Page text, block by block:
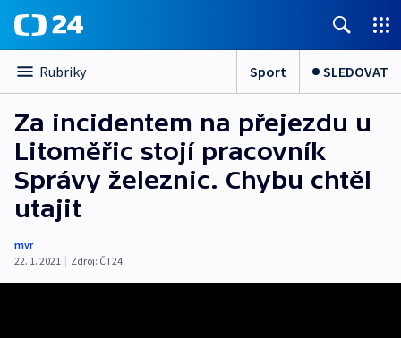
Rubriky Sport SLEDOVAT
Za incidentem na přejezdu u
Litoměřic stojí pracovník
Správy železnic. Chybu chtěl
utajit
mvr
22. 1. 2021 | Zdroj: ČT24